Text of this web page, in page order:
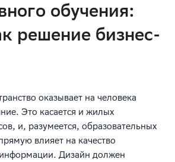
обучения:
решение бизнес-
оказывает на человека
Это касается и жилых
и, разумеется, образовательных
влияет на качество
Дизайн должен